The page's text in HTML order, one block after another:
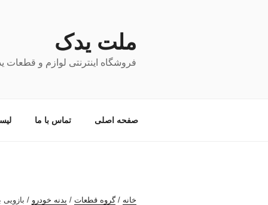
ملت یدک
فروشگاه اینترنتی لوازم و قطعات
صفحه اصلی تماس با ما
خانه /گروه قطعات / بدنه خودرو /